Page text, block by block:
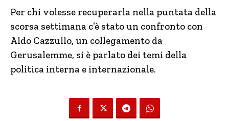
Per chi volesse recuperarla nella puntata della
scorsa settimana c’è stato un confronto con
Aldo Cazzullo, un collegamento da
Gerusalemme, si è parlato dei temi della
politica interna e internazionale.